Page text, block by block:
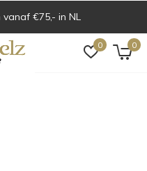
0 0
€75,- in NL